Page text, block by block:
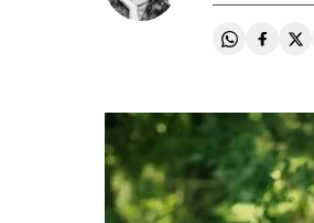
Compartir